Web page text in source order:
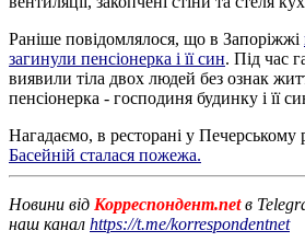
Раніше повідомлялося, що в Запоріжжі
загинули пенсіонерка і її син. Під час
виявили тіла двох людей без ознак
пенсіонерка - господиня будинку і її
Нагадаємо, в ресторані у Печерському
Басейній сталася пожежа.
Новини від Корреспондент.netв
наш канал https://t.me/korrespondentnet